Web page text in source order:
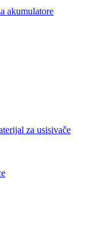
akumulatore
za usisivače